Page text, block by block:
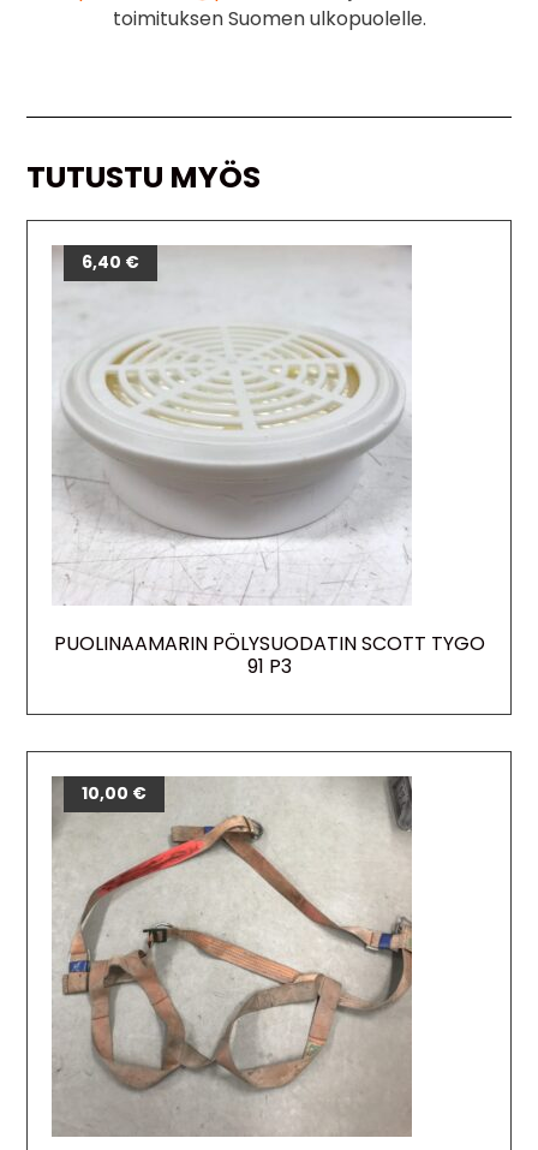
toimituksen Suomen ulkopuolelle.
TUTUSTU MYÖS
PUOLINAAMARIN PÖLYSUODATIN SCOTT TYGO
91 P3
6,40 €
10,00 €